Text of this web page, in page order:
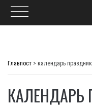
Главпост > календарь
КАЛЕНДАРЬ